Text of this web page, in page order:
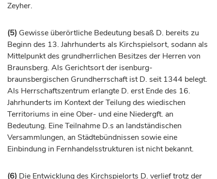
Zeyher.
(5) Gewisse überörtliche Bedeutung besaß D. bereits zu
Beginn des 13. Jahrhunderts als Kirchspielsort, sodann als
Mittelpunkt des grundherrlichen Besitzes der Herren von
Braunsberg. Als Gerichtsort der isenburg-
braunsbergischen Grundherrschaft ist D. seit 1344 belegt.
Als Herrschaftszentrum erlangte D. erst Ende des 16.
Jahrhunderts im Kontext der Teilung des wiedischen
Territoriums in eine Ober- und eine Niedergft. an
Bedeutung. Eine Teilnahme D.s an landständischen
Versammlungen, an Städtebündnissen sowie eine
Einbindung in Fernhandelsstrukturen ist nicht bekannt.
(6) Die Entwicklung des Kirchspielorts D. verlief trotz der